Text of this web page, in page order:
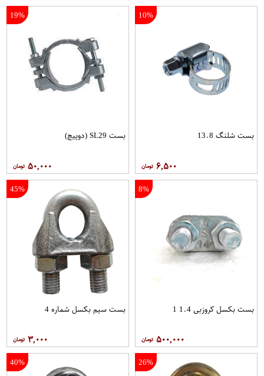
10%
بست شلنگ 13.8
۶,۵۰۰
19%
بست SL29 (دوپیچ)
۵۰,۰۰۰
8%
بست بکسل کروزبی 1.4 1
۵۰۰,۰۰۰
45%
بست سیم بکسل شماره 4
۳,۰۰۰
26%
40%